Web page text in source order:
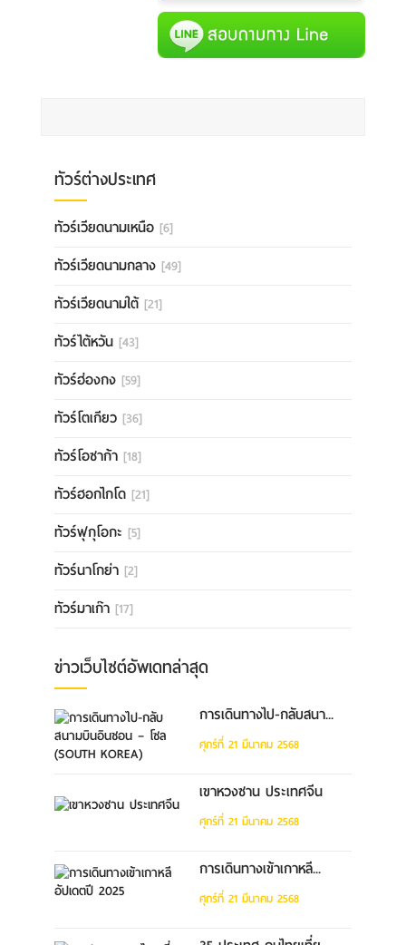
ทัวร์ต่างประเทศ
ทัวร์เวียดนามเหนือ [6]
ทัวร์เวียดนามกลาง [49]
ทัวร์เวียดนามใต้ [21]
ทัวร์ไต้หวัน [43]
ทัวร์ฮ่องกง [59]
ทัวร์โตเกียว [36]
ทัวร์โอซาก้า [18]
ทัวร์ฮอกไกโด [21]
ทัวร์ฟุกุโอกะ [5]
ทัวร์นาโกย่า [2]
ทัวร์มาเก๊า [17]
ข่าวเว็บไซต์อัพเดทล่าสุด
การเดินทางไป-กลับสนา...
ศุกร์ที่ 21 มีนาคม 2568
เขาหวงซาน ประเทศจีน
ศุกร์ที่ 21 มีนาคม 2568
การเดินทางเข้าเกาหลี...
ศุกร์ที่ 21 มีนาคม 2568